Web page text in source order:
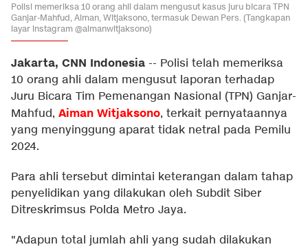
Polisi memeriksa 10 orang ahli dalam mengusut kasus juru bicara TPN
Ganjar-Mahfud, Aiman, Witjaksono, termasuk Dewan Pers. (Tangkapan
layar instagram @aimanwitjaksono)
Jakarta, CNN Indonesia -- Polisi telah memeriksa
10 orang ahli dalam mengusut laporan terhadap
Juru Bicara Tim Pemenangan Nasional (TPN) Ganjar-
Mahfud, Aiman Witjaksono, terkait pernyataannya
yang menyinggung aparat tidak netral pada Pemilu
2024.
Para ahli tersebut dimintai keterangan dalam tahap
penyelidikan yang dilakukan oleh Subdit Siber
Ditreskrimsus Polda Metro Jaya.
"Adapun total jumlah ahli yang sudah dilakukan